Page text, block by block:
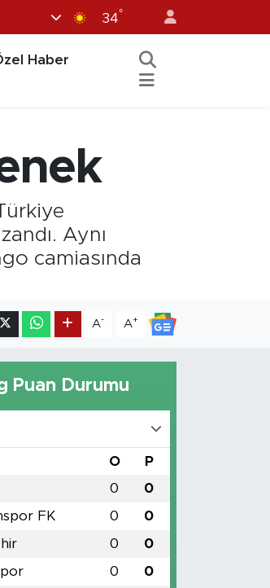
34°
Haber
Aynı
camiasında
A- A+
Puan Durumu
O P
0 0
FK 0 0
0 0
0 0